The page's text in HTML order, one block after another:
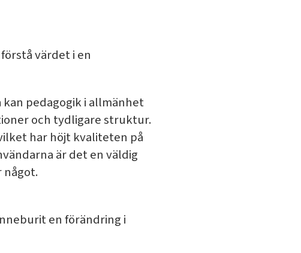
värdet i en
pedagogik i allmänhet
och tydligare struktur.
har höjt kvaliteten på
är det en väldig
något.
en förändring i